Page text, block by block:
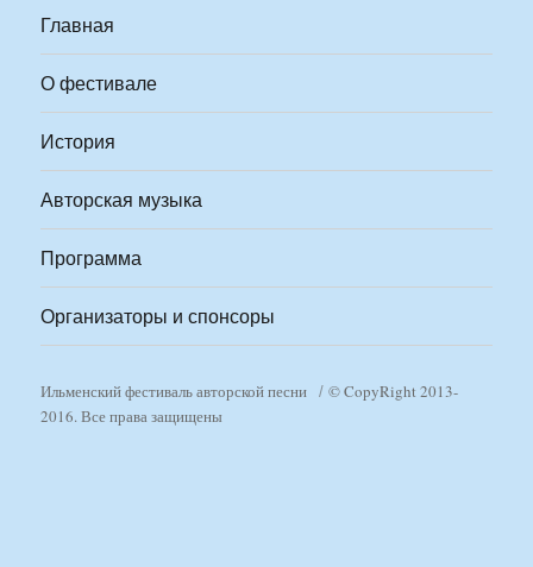
Главная
О фестивале
История
Авторская музыка
Программа
Организаторы и спонсоры
Ильменский фестиваль авторской песни
© CopyRight 2013-
2016. Все права защищены